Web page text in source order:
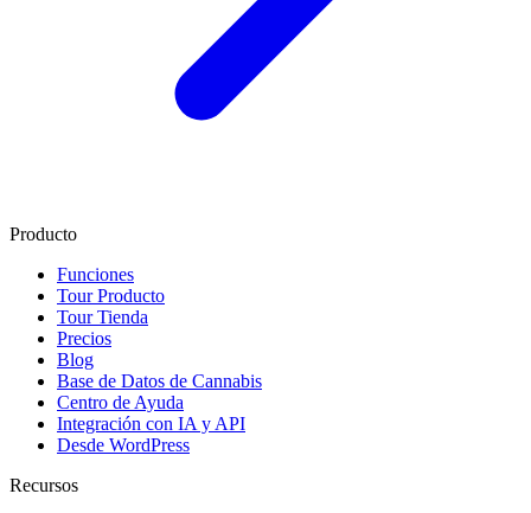
Producto
Funciones
Tour Producto
Tour Tienda
Precios
Blog
Base de Datos de Cannabis
Centro de Ayuda
Integración con IA y API
Desde WordPress
Recursos